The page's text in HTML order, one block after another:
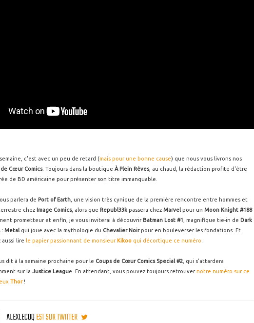
c'est avec un peu de retard (mais pour une bonne cause) que nous vous livrons nos
de Cœur Comics. Toujours dans la boutique À Plein Rêves, au chaud, la rédaction profite d'être
de BD américaine pour présenter son titre immanquable.
parlera de Port of Earth, une vision très cynique de la première rencontre entre hommes et
chez Image Comics, alors que Republ33k passera chez Marvelpour un Moon Knight #188
prometteur et enfin, je vous inviterai à découvrirBatman Lost #1 , magnifique tie-in de Dark
: Metalqui joue avec la mythologie du Chevalier Noirpour en bouleverser les fondations. Et
aussi lire le papier passionnant de monsieur Kikoo qui décortique ce numéro.
dit à la semaine prochaine pour le Coups de Cœur Comics Special #2, qui s'attardera
sur la Justice League. En attendant, vous pouvez toujours retrouvernotre numéro sur ce
Thor!
ALEXLECOQEST SUR TWITTER